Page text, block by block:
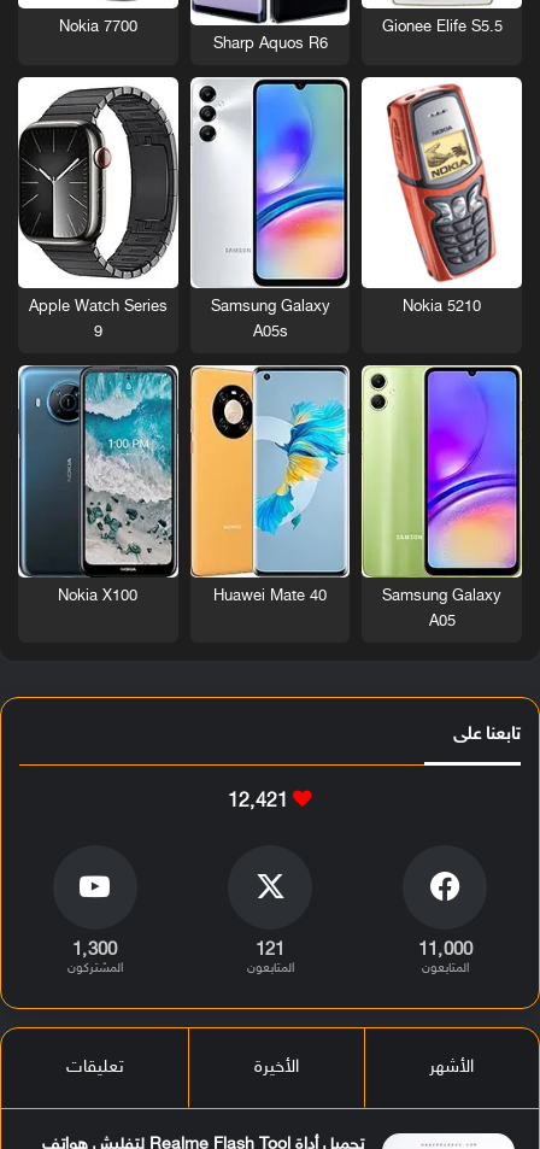
Gionee Elife S5.5
Sharp Aquos R6
Nokia 7700
Nokia 5210
Samsung Galaxy
A05s
Apple Watch Series
9
Samsung Galaxy
A05
Huawei Mate 40
Nokia X100
تابعنا على
12٬421
11٬000
المتابعون
121
المتابعون
1٬300
المشتركون
الأشهر الأخيرة تعليقات